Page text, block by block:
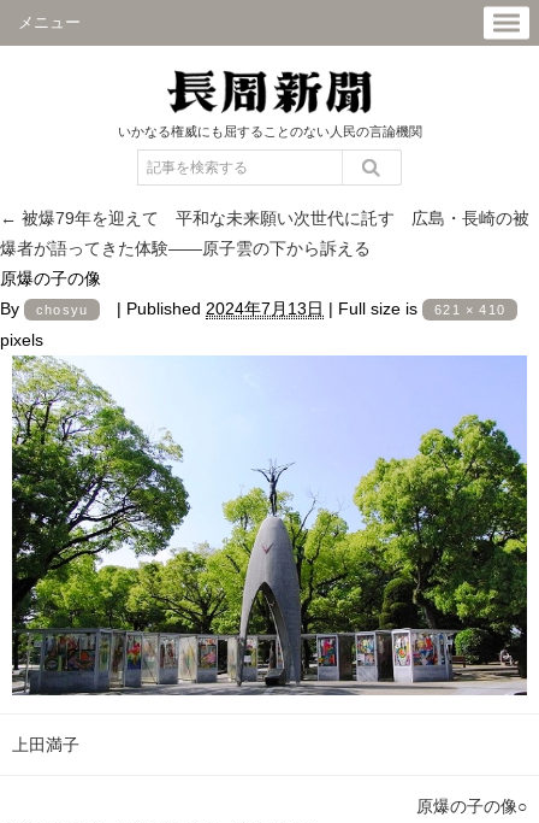
メニュー
いかなる権威にも屈することのない人民の言論機関
← 被爆79年を迎えて 平和な未来願い次世代に託す 広島・長崎の被
爆者が語ってきた体験――原子雲の下から訴える
原爆の子の像
By
chosyu | Published 2024年7月13日 | Full size is 621 × 410
pixels
上田満子
原爆の子の像○